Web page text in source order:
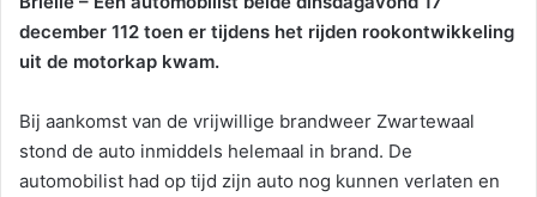
december 112 toen er tijdens het rijden rookontwikkeling
uit de motorkap kwam.
Bij aankomst van de vrijwillige brandweer Zwartewaal
stond de auto inmiddels helemaal in brand. De
automobilist had op tijd zijn auto nog kunnen verlaten en